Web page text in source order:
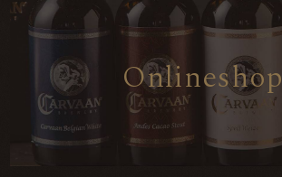
Onlineshop